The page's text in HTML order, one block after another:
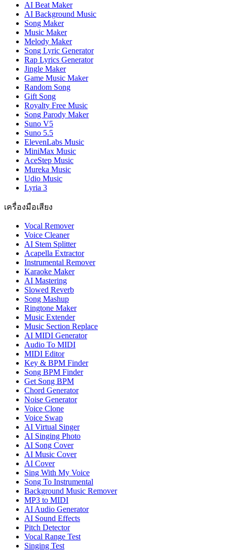
AI Beat Maker
AI Background Music
Song Maker
Music Maker
Melody Maker
Song Lyric Generator
Rap Lyrics Generator
Jingle Maker
Game Music Maker
Random Song
Gift Song
Royalty Free Music
Song Parody Maker
Suno V5
Suno 5.5
ElevenLabs Music
MiniMax Music
AceStep Music
Mureka Music
Udio Music
Lyria 3
เครื่องมือเสียง
Vocal Remover
Voice Cleaner
AI Stem Splitter
Acapella Extractor
Instrumental Remover
Karaoke Maker
AI Mastering
Slowed Reverb
Song Mashup
Ringtone Maker
Music Extender
Music Section Replace
AI MIDI Generator
Audio To MIDI
MIDI Editor
Key & BPM Finder
Song BPM Finder
Get Song BPM
Chord Generator
Noise Generator
Voice Clone
Voice Swap
AI Virtual Singer
AI Singing Photo
AI Song Cover
AI Music Cover
AI Cover
Sing With My Voice
Song To Instrumental
Background Music Remover
MP3 to MIDI
AI Audio Generator
AI Sound Effects
Pitch Detector
Vocal Range Test
Singing Test